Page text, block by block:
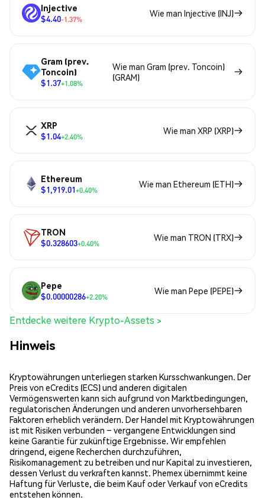
Injective
$4.40-1.37%
Wie man Injective (INJ)
Gram (prev.
Toncoin)
$1.37+1.08%
Wie man Gram (prev. Toncoin)
(GRAM)
XRP
$1.04+2.40%
Wie man XRP (XRP)
Ethereum
$1,919.01+0.40%
Wie man Ethereum (ETH)
TRON
$0.328603+0.40%
Wie man TRON (TRX)
Pepe
$0.00000286+2.20%
Wie man Pepe (PEPE)
Entdecke weitere Krypto-Assets >
Hinweis
Kryptowährungen unterliegen starken Kursschwankungen. Der
Preis von eCredits (ECS) und anderen digitalen
Vermögenswerten kann sich aufgrund von Marktbedingungen,
regulatorischen Änderungen und anderen unvorhersehbaren
Faktoren erheblich verändern. Der Handel mit Kryptowährungen
ist mit Risiken verbunden – vergangene Entwicklungen sind
keine Garantie für zukünftige Ergebnisse. Wir empfehlen
dringend, eigene Recherchen durchzuführen,
Risikomanagement zu betreiben und nur Kapital zu investieren,
dessen Verlust du verkraften kannst. Phemex übernimmt keine
Haftung für Verluste, die beim Kauf oder Verkauf von eCredits
entstehen können.